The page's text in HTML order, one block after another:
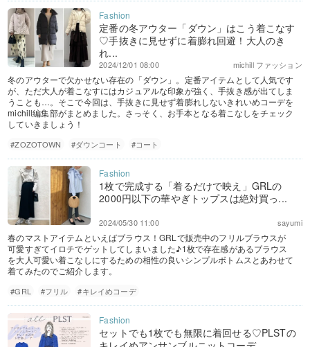
定番の冬アウター「ダウン」はこう着こなす
♡手抜きに見せずに着膨れ回避！大人のき
れ...
michill ファッション
2024/12/01 08:00
冬のアウターで欠かせない存在の「ダウン」。定番アイテムとして人気です
が、ただ大人が着こなすにはカジュアルな印象が強く、手抜き感が出てしま
うことも…。そこで今回は、手抜きに見せず着膨れしないきれいめコーデを
michill編集部がまとめました。さっそく、お手本となる着こなしをチェック
していきましょう！
#ZOZOTOWN #ダウンコート #コート
1枚で完成する「着るだけで映え」GRLの
2000円以下の華やぎトップスは絶対買っ...
sayumi
2024/05/30 11:00
春のマストアイテムといえばブラウス！GRLで販売中のフリルブラウスが
可愛すぎてイロチでゲットしてしまいました♪1枚で存在感があるブラウス
を大人可愛い着こなしにするための相性の良いシンプルボトムスとあわせて
着てみたのでご紹介します。
#GRL #フリル #キレイめコーデ
セットでも1枚でも無限に着回せる♡PLSTの